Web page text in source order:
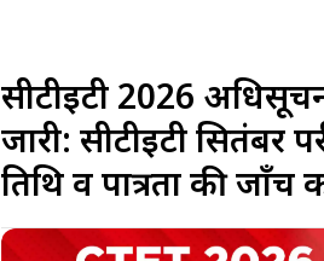
सीटीईटी 2026
जारी: सीटीईटी सितंबर
तिथि व पात्रता की जाँच